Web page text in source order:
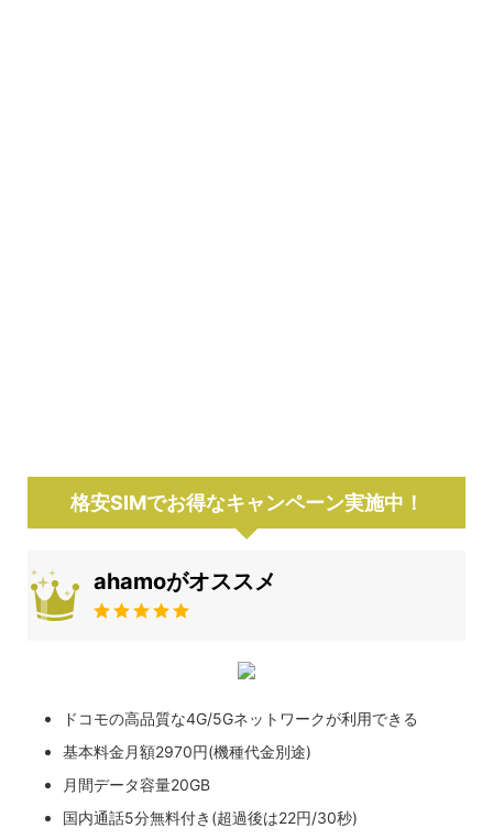
格安SIMでお得なキャンペーン実施中！
ahamoがオススメ
ドコモの高品質な4G/5Gネットワークが利用できる
基本料金月額2970円(機種代金別途)
月間データ容量20GB
国内通話5分無料付き(超過後は22円/30秒)